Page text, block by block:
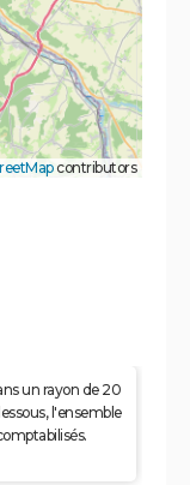
contributors
un rayon de 20
l'ensemble